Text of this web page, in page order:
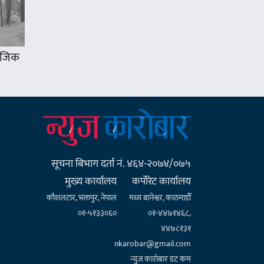
सूचना बिभाग दर्ता नं. ४६४-२०७४/०७५
मुख्य कार्यालय
कौशलटार, भक्तपुर, नेपाल
०१-५१३३०६०
कर्पाेरेट कार्यालय
मध्य बानेश्वर, काठमाडौँ
०१-४४७१४६८,
४४७८१३१
nkarobar@gmail.com
न्युज कारोबार डट कम